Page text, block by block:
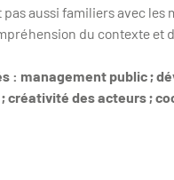
pas aussi familiers avec
du contexte et
: management public ;
créativité des acteurs ;